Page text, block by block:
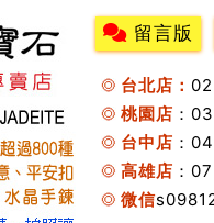
留言版
台北店：
桃園店 ：
台中店 ：
高雄店 ：
微信